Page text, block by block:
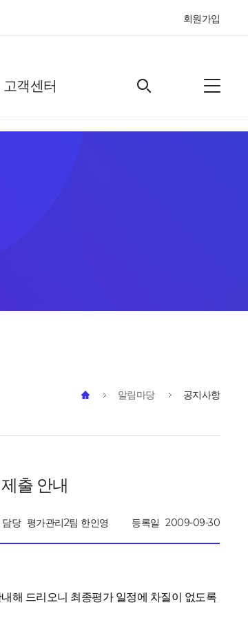
회원가입
고객센터
알림마당 공지사항
출 안내
담당 평가관리2팀 한인영 등록일 2009-09-30
해 드리오니 최종평가 일정에 차질이 없도록